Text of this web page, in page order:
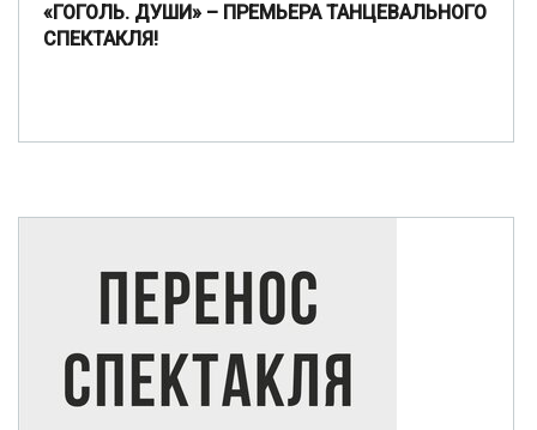
«ГОГОЛЬ. ДУШИ» – ПРЕМЬЕРА ТАНЦЕВАЛЬНОГО
СПЕКТАКЛЯ!